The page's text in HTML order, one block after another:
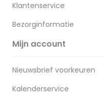
Klantenservice
Bezorginformatie
Mijn account
Nieuwsbrief voorkeuren
Kalenderservice